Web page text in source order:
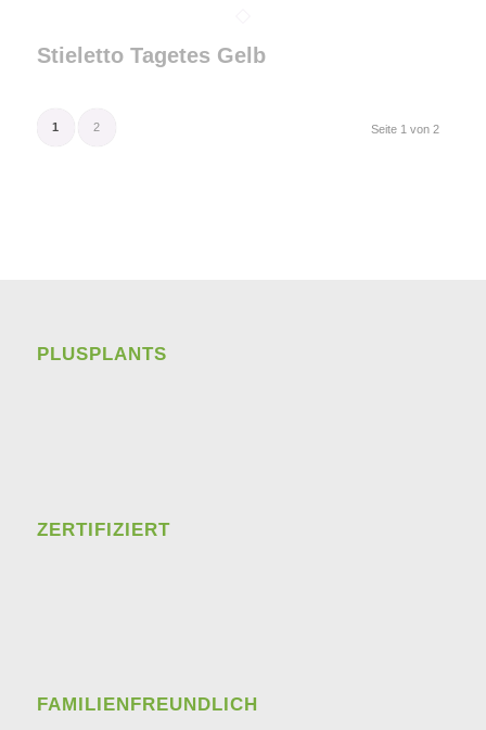
Stieletto Tagetes Gelb
Seite 1 von 2
1 2
PLUSPLANTS
ZERTIFIZIERT
FAMILIENFREUNDLICH